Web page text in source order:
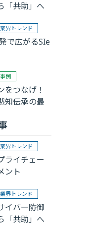
業界トレンド
ライチェー
ント
業界トレンド
イバー防御
「共助」へ
「共助」へ
業界トレンド
で広がるSIe
事例
をつなげ！
知伝承の最